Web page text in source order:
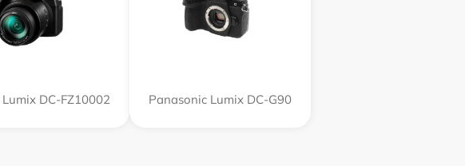
DC-FZ10002 Panasonic Lumix DC-G90